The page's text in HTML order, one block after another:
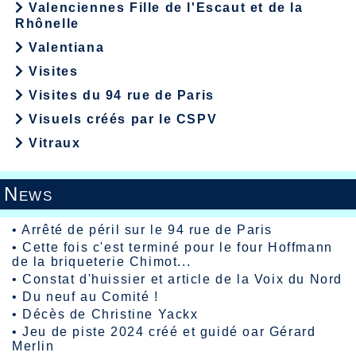
Valenciennes Fille de l'Escaut et de la
Rhônelle
Valentiana
Visites
Visites du 94 rue de Paris
Visuels créés par le CSPV
Vitraux
News
•Arrêté de péril sur le 94 rue de Paris
•Cette fois c'est terminé pour le four Hoffmann
de la briqueterie Chimot...
•Constat d'huissier et article de la Voix du Nord
• Du neuf au Comité !
• Décès de Christine Yackx
•Jeu de piste 2024 créé et guidé oar Gérard
Merlin